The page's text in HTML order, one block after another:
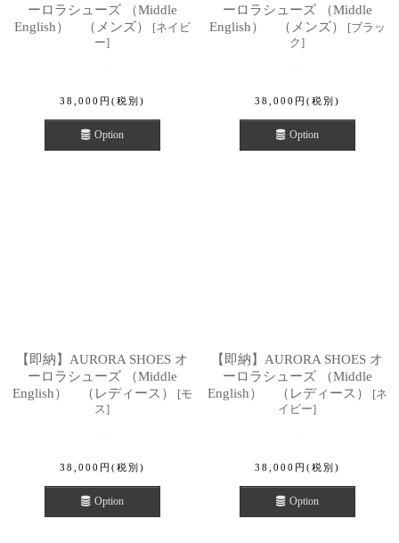
ーロラシューズ （Middle
English） （メンズ）
[ネイビ
ー]
38,000 円 (税別)
Option
ーロラシューズ （Middle
English） （メンズ）
[ブラッ
ク]
38,000 円 (税別)
Option
【即納】AURORA SHOES オ
ーロラシューズ （Middle
English） （レディース）
[モ
ス]
38,000 円 (税別)
Option
【即納】AURORA SHOES オ
ーロラシューズ （Middle
English） （レディース）
[ネ
イビー]
38,000 円 (税別)
Option